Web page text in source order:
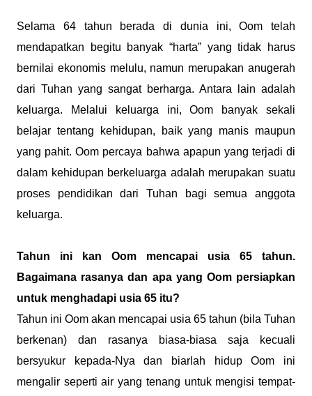
Selama 64 tahun berada di dunia ini, Oom telah
mendapatkan begitu banyak “harta” yang tidak harus
bernilai ekonomis melulu, namun merupakan anugerah
dari Tuhan yang sangat berharga. Antara lain adalah
keluarga. Melalui keluarga ini, Oom banyak sekali
belajar tentang kehidupan, baik yang manis maupun
yang pahit. Oom percaya bahwa apapun yang terjadi di
dalam kehidupan berkeluarga adalah merupakan suatu
proses pendidikan dari Tuhan bagi semua anggota
keluarga.
Tahun ini kan Oom mencapai usia 65 tahun.
Bagaimana rasanya dan apa yang Oom persiapkan
untuk menghadapi usia 65 itu?
Tahun ini Oom akan mencapai usia 65 tahun (bila Tuhan
berkenan) dan rasanya biasa-biasa saja kecuali
bersyukur kepada-Nya dan biarlah hidup Oom ini
mengalir seperti air yang tenang untuk mengisi tempat-